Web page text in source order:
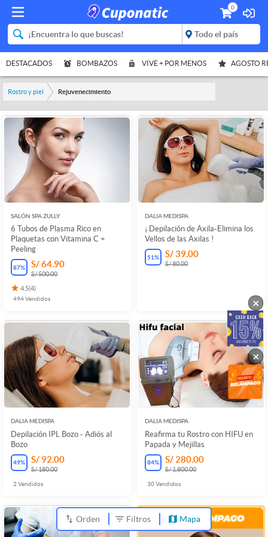
0
DESTACADOS BOMBAZOS VIVE + POR MENOS AGOSTO
Rostro y piel Rejuvenecimiento
SALÓN SPA ZULLY
6 Tubos de Plasma Rico en
Plaquetas con Vitamina C +
Peeling
87% S/ 64.90
S/ 500.00
4.5(4)
494Vendidos
DALIA MEDISPA
¡ Depilación de Axila-Elimina los
Vellos de las Axilas !
51% S/ 39.00
S/ 80.00
DALIA MEDISPA
Depilación IPL Bozo - Adiós al
Bozo
49% S/ 92.00
S/ 180.00
2 Vendidos
DALIA MEDISPA
Reafirma tu Rostro con HIFU en
Papada y Mejillas
84% S/ 280.00
S/ 1,800.00
30Vendidos
Orden Filtros Mapa
×
×